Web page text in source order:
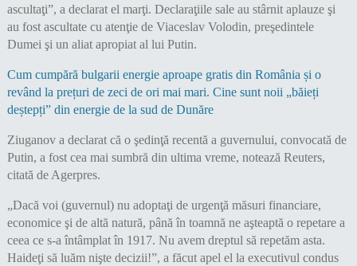
ascultaţi”, a declarat el marţi. Declaraţiile sale au stârnit aplauze şi
au fost ascultate cu atenţie de Viaceslav Volodin, preşedintele
Dumei şi un aliat apropiat al lui Putin.
Cum cumpără bulgarii energie aproape gratis din România și o
revând la prețuri de zeci de ori mai mari. Cine sunt noii „băieți
deștepți” din energie de la sud de Dunăre
Ziuganov a declarat că o şedinţă recentă a guvernului, convocată de
Putin, a fost cea mai sumbră din ultima vreme, notează Reuters,
citată de Agerpres.
„Dacă voi (guvernul) nu adoptaţi de urgenţă măsuri financiare,
economice şi de altă natură, până în toamnă ne aşteaptă o repetare a
ceea ce s-a întâmplat în 1917. Nu avem dreptul să repetăm asta.
Haideţi să luăm nişte decizii!”, a făcut apel el la executivul condus